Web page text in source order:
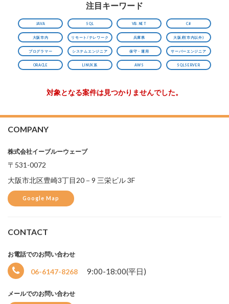
注目キーワード
JAVA SQL VB.NET C#
大阪市内 リモート/テレワーク 兵庫県 大阪府(市内以外)
プログラマー システムエンジニア 保守・運用 サーバーエンジニア
ORACLE LINUX系 AWS SQLSERVER
対象となる案件は見つかりませんでした。
COMPANY
株式会社イーブルーウェーブ
〒531-0072
大阪市北区豊崎3丁目20－9 三栄ビル 3F
Google Map
CONTACT
お電話でのお問い合わせ
06-6147-8268 9:00-18:00(平日)
メールでのお問い合わせ